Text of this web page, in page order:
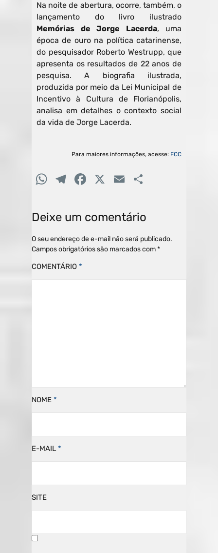
Na noite de abertura, ocorre, também, o
lançamento do livro ilustrado
Memórias de Jorge Lacerda, uma
época de ouro na política catarinense,
do pesquisador Roberto Westrupp, que
apresenta os resultados de 22 anos de
pesquisa. A biografia ilustrada,
produzida por meio da Lei Municipal de
Incentivo à Cultura de Florianópolis,
analisa em detalhes o contexto social
da vida de Jorge Lacerda.
Para maiores informações, acesse: FCC
W
at
s
A
p
p
T
e
gr
a
m
F
c
e
b
o
X
E
ai
l
ar
til
Deixe um comentário
O seu endereço de e-mail não será publicado.
Campos obrigatórios são marcados com*
COMENTÁRIO *
NOME *
E-MAIL *
SITE